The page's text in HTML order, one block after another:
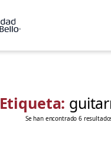
Etiqueta:
Se han encontrado 6